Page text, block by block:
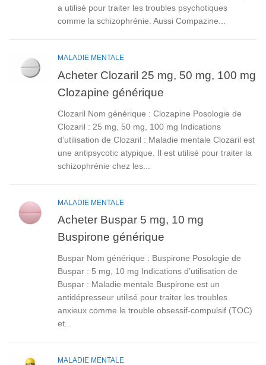
a utilisé pour traiter les troubles psychotiques
comme la schizophrénie. Aussi Compazine...
MALADIE MENTALE
Acheter Clozaril 25 mg, 50 mg, 100 mg
Clozapine générique
Clozaril Nom générique : Clozapine Posologie de
Clozaril : 25 mg, 50 mg, 100 mg Indications
d’utilisation de Clozaril : Maladie mentale Clozaril est
une antipsycotic atypique. Il est utilisé pour traiter la
schizophrénie chez les...
MALADIE MENTALE
Acheter Buspar 5 mg, 10 mg
Buspirone générique
Buspar Nom générique : Buspirone Posologie de
Buspar : 5 mg, 10 mg Indications d’utilisation de
Buspar : Maladie mentale Buspirone est un
antidépresseur utilisé pour traiter les troubles
anxieux comme le trouble obsessif-compulsif (TOC)
et...
MALADIE MENTALE